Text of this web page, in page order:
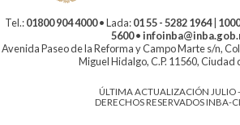
Tel.:01800 904 4000• Lada:01 55 - 5282 1964|
5600•
Avenida Paseo de la Reforma y Campo Marte s/n,
Miguel Hidalgo, C.P. 11560, Ciudad
ÚLTIMA ACTUALIZACIÓN JULIO
DERECHOS RESERVADOS INBA-